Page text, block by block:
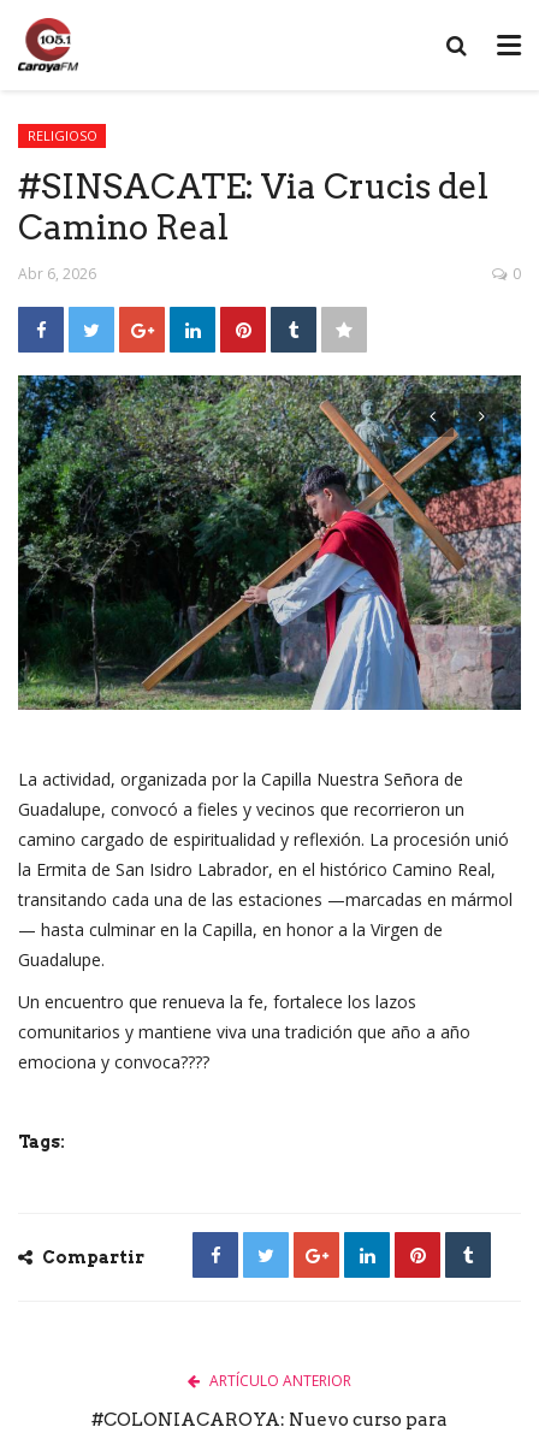
RELIGIOSO
#SINSACATE: Via Crucis del
Camino Real
Abr 6, 2026 0
La actividad, organizada por la Capilla Nuestra Señora de
Guadalupe, convocó a fieles y vecinos que recorrieron un
camino cargado de espiritualidad y reflexión. La procesión unió
la Ermita de San Isidro Labrador, en el histórico Camino Real,
transitando cada una de las estaciones —marcadas en mármol
— hasta culminar en la Capilla, en honor a la Virgen de
Guadalupe.
Un encuentro que renueva la fe, fortalece los lazos
comunitarios y mantiene viva una tradición que año a año
emociona y convoca????
Tags:
Compartir
ARTÍCULO ANTERIOR
#COLONIACAROYA: Nuevo curso para